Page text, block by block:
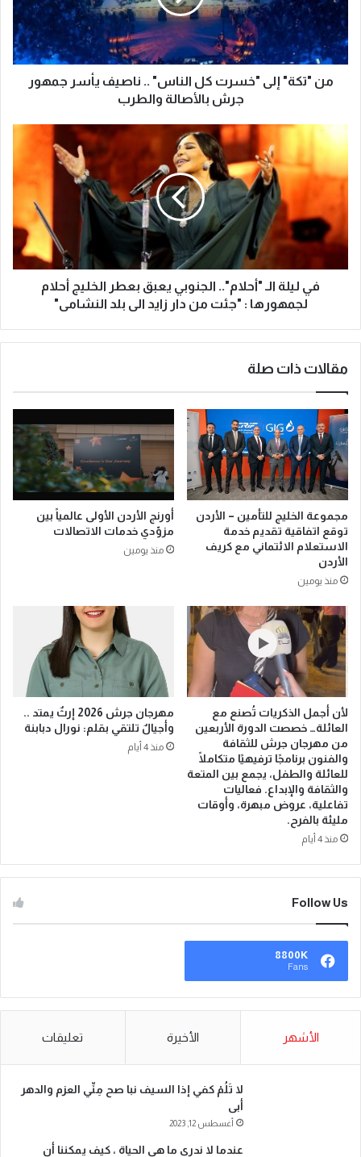
من "تكة" إلى "خسرت كل الناس" .. ناصيف يأسر جمهور
جرش بالأصالة والطرب
في ليلة الـ "أحلام".. الجنوبي يعبق بعطر الخليج أحلام
لجمهورها : "جئت من دار زايد الى بلد النشامى"
مقالات ذات صلة
مجموعة الخليج للتأمين – الأردن
توقع اتفاقية تقديم خدمة
الاستعلام الائتماني مع كريف
الأردن
منذ يومين
أورنج الأردن الأولى عالمياً بين
مزوّدي خدمات الاتصالات
منذ يومين
لأن أجمل الذكريات تُصنع مع
العائلة… خصصت الدورة الأربعين
من مهرجان جرش للثقافة
والفنون برنامجًا ترفيهيًا متكاملًا
للعائلة والطفل، يجمع بين المتعة
والثقافة والإبداع. فعاليات
تفاعلية، عروض مبهرة، وأوقات
مليئة بالفرح.
منذ 4 أيام
مهرجان جرش 2026 إرثٌ يمتد ..
وأجيالٌ تلتقي بقلم: نورال دبابنة
منذ 4 أيام
Follow Us
8800K
Fans
الأشهر الأخيرة تعليقات
لا تَلُمْ كفي إذا السيف نبا صح مِنِّي العزم والدهر
أبى
أغسطس 12, 2023
عندما لا ندري ما هي الحياة ، كيف يمكننا أن